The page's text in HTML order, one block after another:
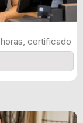
certificado